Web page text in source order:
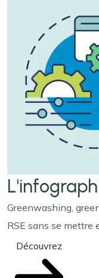
Greenwashing,
RSE sans se mettre
Découvrez